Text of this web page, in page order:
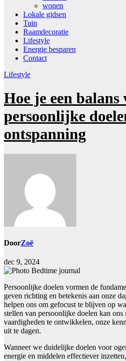
wonen
Lokale gidsen
Tuin
Raamdecoratie
Lifestyle
Energie besparen
Contact
Lifestyle
Hoe je een
persoonlijke
ontspanning
DoorZoë
dec 9, 2024
Persoonlijke doelen vormen de
geven richting en betekenis aan onze
helpen ons om gefocust te blijven op
stellen van persoonlijke doelen kan
vaardigheden te ontwikkelen, onze
uit te dagen.
Wanneer we duidelijke doelen voor
energie en middelen effectiever